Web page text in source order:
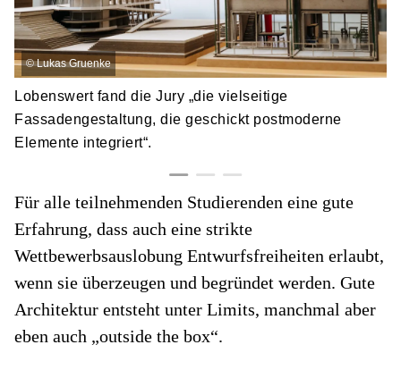
© Lukas Gruenke
Lobenswert fand die Jury „die vielseitige
Fassadengestaltung, die geschickt postmoderne
Elemente integriert“.
Für alle teilnehmenden Studierenden eine gute
Erfahrung, dass auch eine strikte
Wettbewerbsauslobung Entwurfsfreiheiten erlaubt,
wenn sie überzeugen und begründet werden. Gute
Architektur entsteht unter Limits, manchmal aber
eben auch „outside the box“.